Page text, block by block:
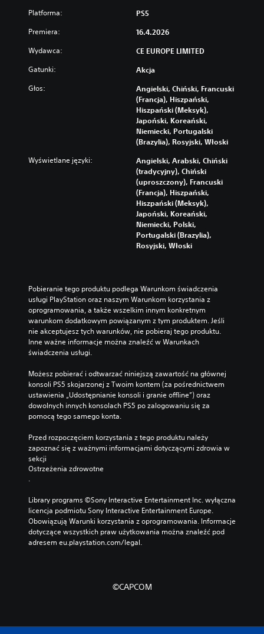
Platforma: PS5
Premiera: 16.4.2026
Wydawca: CE EUROPE LIMITED
Gatunki: Akcja
Głos:
Angielski, Chiński, Francuski
(Francja), Hiszpański,
Hiszpański (Meksyk),
Japoński, Koreański,
Niemiecki, Portugalski
(Brazylia), Rosyjski, Włoski
Wyświetlane języki:
Angielski, Arabski, Chiński
(tradycyjny), Chiński
(uproszczony), Francuski
(Francja), Hiszpański,
Hiszpański (Meksyk),
Japoński, Koreański,
Niemiecki, Polski,
Portugalski (Brazylia),
Rosyjski, Włoski
Pobieranie tego produktu podlega Warunkom świadczenia
usługi PlayStation oraz naszym Warunkom korzystania z
oprogramowania, a także wszelkim innym konkretnym
warunkom dodatkowym powiązanym z tym produktem. Jeśli
nie akceptujesz tych warunków, nie pobieraj tego produktu.
Inne ważne informacje można znaleźć w Warunkach
świadczenia usługi.
Możesz pobierać i odtwarzać niniejszą zawartość na głównej
konsoli PS5 skojarzonej z Twoim kontem (za pośrednictwem
ustawienia „Udostępnianie konsoli i granie offline”) oraz
dowolnych innych konsolach PS5 po zalogowaniu się za
pomocą tego samego konta.
Przed rozpoczęciem korzystania z tego produktu należy
zapoznać się z ważnymi informacjami dotyczącymi zdrowia w
sekcji
Ostrzeżenia zdrowotne
.
Library programs ©Sony Interactive Entertainment Inc. wyłączna
licencja podmiotu Sony Interactive Entertainment Europe.
Obowiązują Warunki korzystania z oprogramowania. Informacje
dotyczące wszystkich praw użytkowania można znaleźć pod
adresem eu.playstation.com/legal.
©CAPCOM